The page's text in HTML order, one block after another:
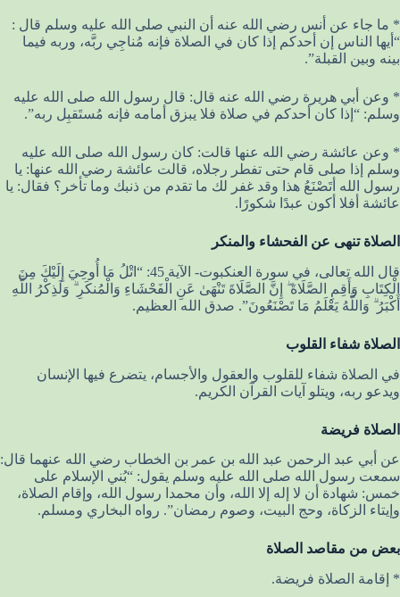
* ما جاء عن أنس رضي الله عنه أن النبي صلى الله عليه وسلم قال :
“أيها الناس إن أحدكم إذا كان في الصلاة فإنه مُناجِي ربَّه، وربه فيما
بينه وبين القبلة”.
* وعن أبي هريرة رضي الله عنه قال: قال رسول الله صلى الله عليه
وسلم: “إذا كان أحدكم في صلاة فلا يبزق أمامه فإنه مُستَقبِل ربه”.
* وعن عائشة رضي الله عنها قالت: كان رسول الله صلى الله عليه
وسلم إذا صلى قام حتى تفطر رجلاه، قالت عائشة رضي الله عنها: يا
رسول الله أتَصْنَعُ هذا وقد غفر لك ما تقدم من ذنبك وما تأخر؟ فقال: يا
عائشة أفلا أكون عبدًا شكورًا.
الصلاة تنهى عن الفحشاء والمنكر
قال الله تعالى، في سورة العنكبوت- الآية 45: “اتْلُ مَا أُوحِيَ إِلَيْكَ مِنَ
الْكِتَابِ وَأَقِمِ الصَّلَاةَ ۖ إِنَّ الصَّلَاةَ تَنْهَىٰ عَنِ الْفَحْشَاءِ وَالْمُنكَرِ ۗ وَلَذِكْرُ اللَّهِ
أَكْبَرُ ۗ وَاللَّهُ يَعْلَمُ مَا تَصْنَعُونَ”. صدق الله العظيم.
الصلاة شفاء القلوب
في الصلاة شفاء للقلوب والعقول والأجسام، يتضرع فيها الإنسان
ويدعو ربه، ويتلو آيات القرآن الكريم.
الصلاة فريضة
عن أبي عبد الرحمن عبد الله بن عمر بن الخطاب رضي الله عنهما قال:
سمعت رسول الله صلى الله عليه وسلم يقول: “بُني الإسلام على
خمس: شهادة أن لا إله إلا الله، وأن محمدا رسول الله، وإقام الصلاة،
وإيتاء الزكاة، وحج البيت، وصوم رمضان”. رواه البخاري ومسلم.
بعض من مقاصد الصلاة
* إقامة الصلاة فريضة.